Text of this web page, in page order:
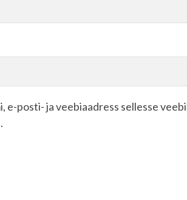
e-posti- ja veebiaadress sellesse